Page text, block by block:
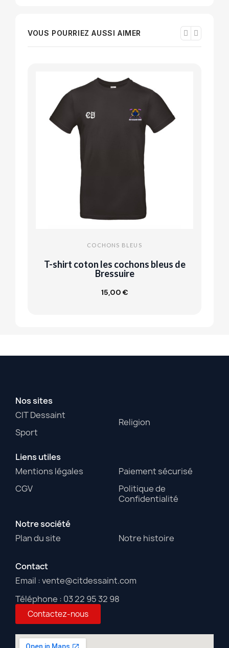
VOUS POURRIEZ AUSSI AIMER
COCHONS BLEUS
T-shirt coton les cochons bleus de
Bressuire
15,00 €
Customize
Nos sites
CIT Dessaint
Sport
Religion
Liens utiles
Mentions légales
CGV
Paiement sécurisé
Politique de
Confidentialité
Notre société
Plan du site
Notre histoire
Contact
Email : vente@citdessaint.com
Téléphone : 03 22 95 32 98
Contactez-nous